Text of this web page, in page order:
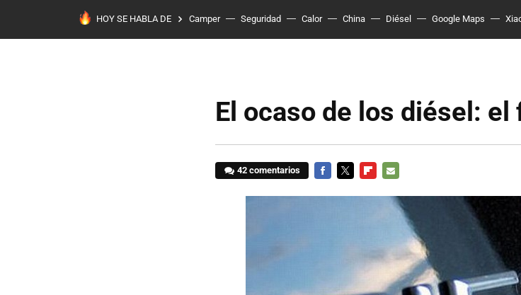
HOY SE HABLA DE Camper Seguridad Calor China Diésel Google Maps
El ocaso de los diésel:
42 comentarios
MAIL